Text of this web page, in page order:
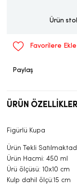
Ürün
Favorilere Ekle
Paylaş
ÜRÜN ÖZELLIKLERI
Figürlü Kupa
Ürün Tekli
Ürün Hacmi: 450 ml
Ürü ölçüsü: 10x10 cm
Kulp dahil ölçü:15 cm